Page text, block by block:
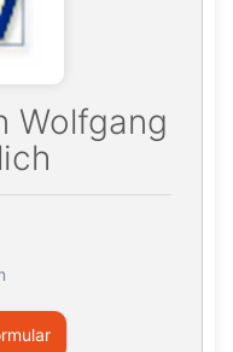
Wolfgang